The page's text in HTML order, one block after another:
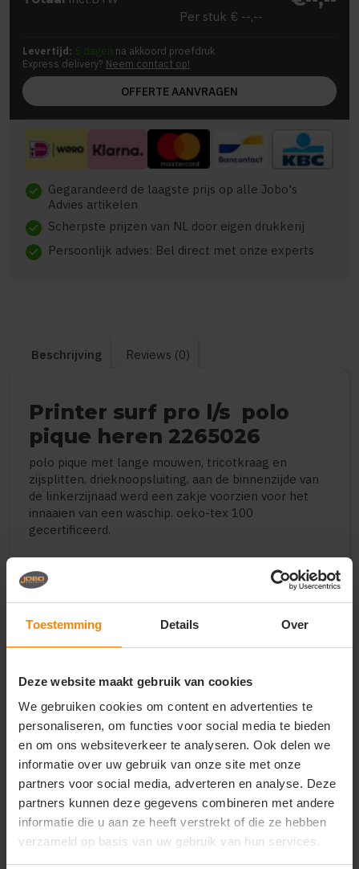
Toestemming Details Over
Deze website maakt gebruik van cookies
We gebruiken cookies om content en advertenties te
personaliseren, om functies voor social media te bieden
en om ons websiteverkeer te analyseren. Ook delen we
informatie over uw gebruik van onze site met onze
partners voor social media, adverteren en analyse. Deze
partners kunnen deze gegevens combineren met andere
informatie die u aan ze heeft verstrekt of die ze hebben
verzameld op basis van uw gebruik van hun services.
Per stuk € --,--
Levertijd: 5 dagen na akkoord proefdruk
Express delivery? Neem contact op!
OFFERTE AANVRAGEN
check Gegarandeerd de laagste prijs op alle Jobo's
Advies artikelen
check Scherpste prijzen van NL door eigen drukkerij
check Persoonlijk advies: Bel direct met onze experts
Beschrijving Reviews (0)
Printer surf pro l/s polo
pique heren 2265026
polo pique met lange mouwen, tricotkraag en
zijsplitten. drieknoopsluiting. aan de binnenzijde van
de linkerzijnaad werd een zakje voorzien voor het
innaaien van een waschip. oeko-tex 100
gecertificeerd.
op met onze
klantenservice
call +31(0)418 511 972
mail info@jobopromotions.nl
store Bezoek onze showroom:
Provincialeweg 59 - Velddriel
Dit vind je misschien ook leuk
Items van productcarrousel